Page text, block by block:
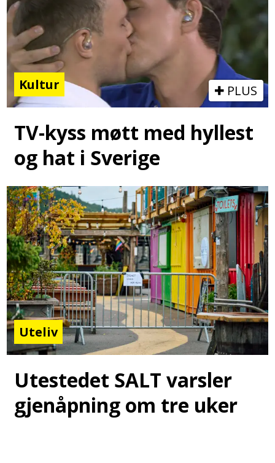
Kultur PLUS
TV-kyss møtt med hyllest
og hat i Sverige
Uteliv
Utestedet SALT varsler
gjenåpning om tre uker